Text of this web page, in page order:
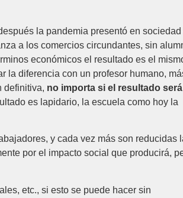
la pandemia presentó en sociedad
a los comercios circundantes, sin
económicos el resultado es el
la diferencia con un profesor humano,
definitiva, no importa si el resultado será
es lapidario, la escuela como hoy la
y cada vez más son reducidas
por el impacto social que producirá,
etc., si esto se puede hacer sin